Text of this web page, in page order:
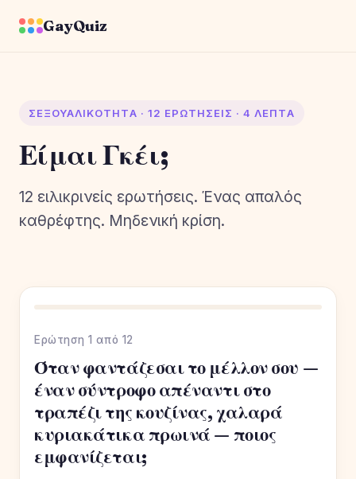
GayQuiz
ΣΕΞΟΥΑΛΙΚΌΤΗΤΑ · 12 ΕΡΩΤΉΣΕΙΣ · 4 ΛΕΠΤΆ
Είμαι Γκέι;
12 ειλικρινείς ερωτήσεις. Ένας απαλός
καθρέφτης. Μηδενική κρίση.
Ερώτηση 1 από 12
Όταν φαντάζεσαι το μέλλον σου —
έναν σύντροφο απέναντι στο
τραπέζι της κουζίνας, χαλαρά
κυριακάτικα πρωινά — ποιος
εμφανίζεται;